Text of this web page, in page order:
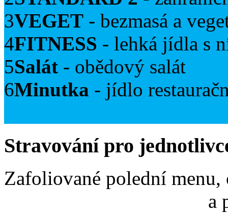
3VEGET - bezmasá a
4FITNESS - lehká jídla s
5Salát - obědový salát
6Minutka - jídlo
Stravování pro
Zafoliované polední menu,
a